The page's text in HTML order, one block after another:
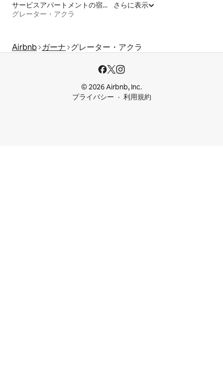
サービスアパートメントの宿泊施設
グレーター・アクラ
さらに表示
Airbnb ガーナ グレーター・アクラ
© 2026 Airbnb, Inc.
プライバシー
利用規約